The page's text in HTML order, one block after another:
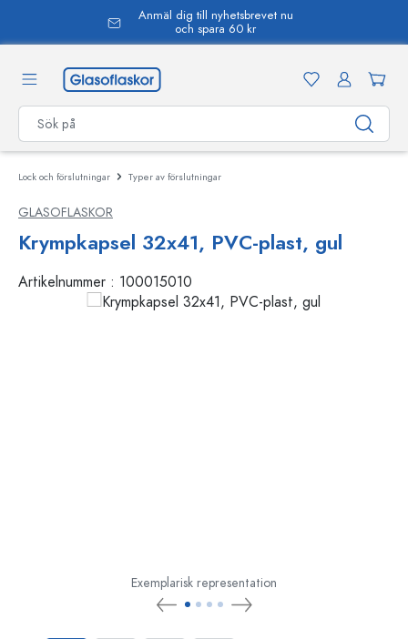
Anmäl dig till nyhetsbrevet nu
och spara 60 kr
Lock och förslutningar Typer av förslutningar
GLASOFLASKOR
Krympkapsel 32x41, PVC-plast, gul
Artikelnummer : 100015010
Exemplarisk representation